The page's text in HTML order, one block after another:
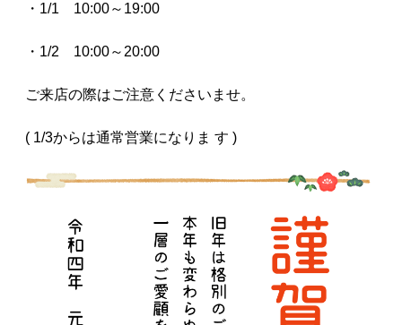
・1/1 10:00～19:00
・1/2 10:00～20:00
ご来店の際はご注意くださいませ。
( 1/3からは通常営業になりま す )